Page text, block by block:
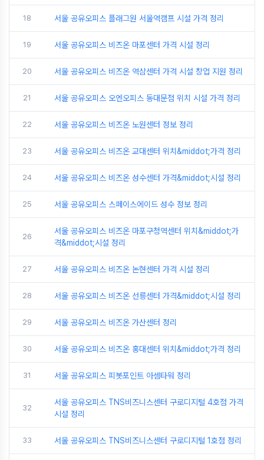
18 서울 공유오피스 플래그원 서울역캠프 시설 가격 정리
19 서울 공유오피스 비즈온 마포센터 가격 시설 정리
20 서울 공유오피스 비즈온 역삼센터 가격 시설 창업 지원 정리
21 서울 공유오피스 오엔오피스 동대문점 위치 시설 가격 정리
22 서울 공유오피스 비즈온 노원센터 정보 정리
23 서울 공유오피스 비즈온 교대센터 위치&middot;가격 정리
24 서울 공유오피스 비즈온 성수센터 가격&middot;시설 정리
25 서울 공유오피스 스페이스에이드 성수 정보 정리
26
서울 공유오피스 비즈온 마포구청역센터 위치&middot;가
격&middot;시설 정리
27 서울 공유오피스 비즈온 논현센터 가격 시설 정리
28 서울 공유오피스 비즈온 선릉센터 가격&middot;시설 정리
29 서울 공유오피스 비즈온 가산센터 정리
30 서울 공유오피스 비즈온 홍대센터 위치&middot;가격 정리
31 서울 공유오피스 피봇포인트 아셈타워 정리
32
서울 공유오피스 TNS비즈니스센터 구로디지털 4호점 가격
시설 정리
33 서울 공유오피스 TNS비즈니스센터 구로디지털 1호점 정리